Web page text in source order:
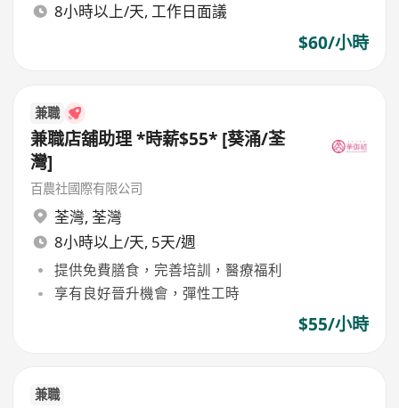
8小時以上/天, 工作日面議
$60/小時
兼職
兼職店舖助理 *時薪$55* [葵涌/荃
灣]
百農社國際有限公司
荃灣, 荃灣
8小時以上/天, 5天/週
提供免費膳食，完善培訓，醫療福利
享有良好晉升機會，彈性工時
$55/小時
兼職